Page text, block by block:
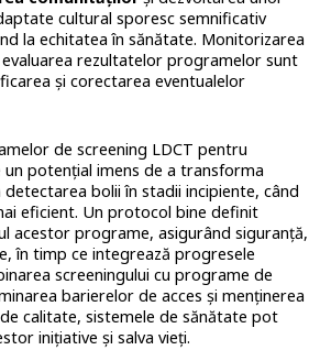
cultural sporesc semnificativ
la echitatea în sănătate. Monitorizarea
rezultatelor programelor sunt
și corectarea eventualelor
de screening LDCT pentru
potențial imens de a transforma
bolii în stadii incipiente, când
eficient. Un protocol bine definit
acestor programe, asigurând siguranță,
în timp ce integrează progresele
screeningului cu programe de
barierelor de acces și menținerea
calitate, sistemele de sănătate pot
inițiative și salva vieți.